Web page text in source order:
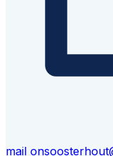
mail ons